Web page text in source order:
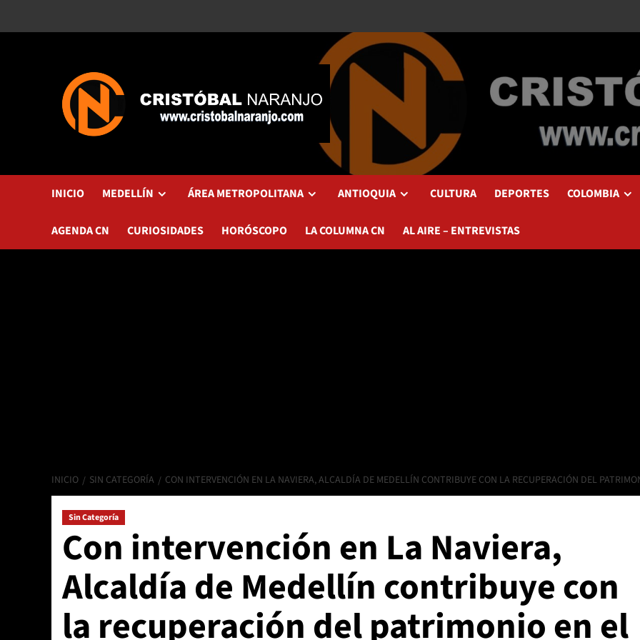
INICIO MEDELLÍN ÁREA METROPOLITANA ANTIOQUIA CULTURA DEPORTES COLOMBIA
AGENDA CN CURIOSIDADES HORÓSCOPO LA COLUMNA CN AL AIRE – ENTREVISTAS
INICIO SIN CATEGORÍA CON INTERVENCIÓN EN LA NAVIERA, ALCALDÍA DE MEDELLÍN CONTRIBUYE CON LA RECUPERACIÓN DEL
Sin Categoría
Con intervención en La Naviera,
Alcaldía de Medellín contribuye con
la recuperación del patrimonio en el